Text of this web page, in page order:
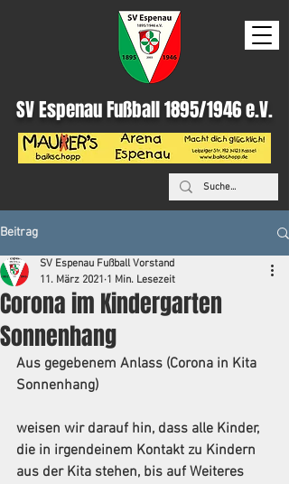
SV Espenau Fußball 1895/1946 e.V.
Beitrag
Corona im Kindergarten
Sonnenhang
SV Espenau Fußball Vorstand
11. März 2021 1 Min. Lesezeit
Aus gegebenem Anlass (Corona in Kita
Sonnenhang)
weisen wir darauf hin, dass alle Kinder,
die in irgendeinem Kontakt zu Kindern
aus der Kita stehen, bis auf Weiteres